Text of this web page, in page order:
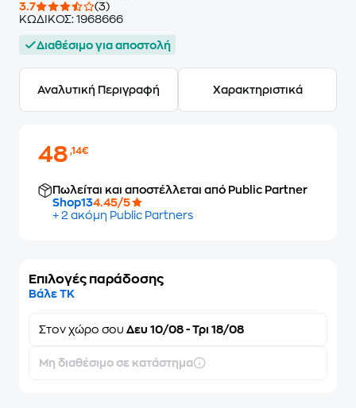
3.7
(3)
ΚΩΔΙΚΟΣ: 1968666
Διαθέσιμο για αποστολή
Αναλυτική Περιγραφή Χαρακτηριστικά
48,14€
Πωλείται και αποστέλλεται από Public Partner
Shop134.45/5
+ 2 ακόμη Public Partners
Επιλογές παράδοσης
Βάλε ΤΚ
Στον χώρο σου Δευ 10/08 - Τρι 18/08
Μη διαθέσιμο σε κατάστημα